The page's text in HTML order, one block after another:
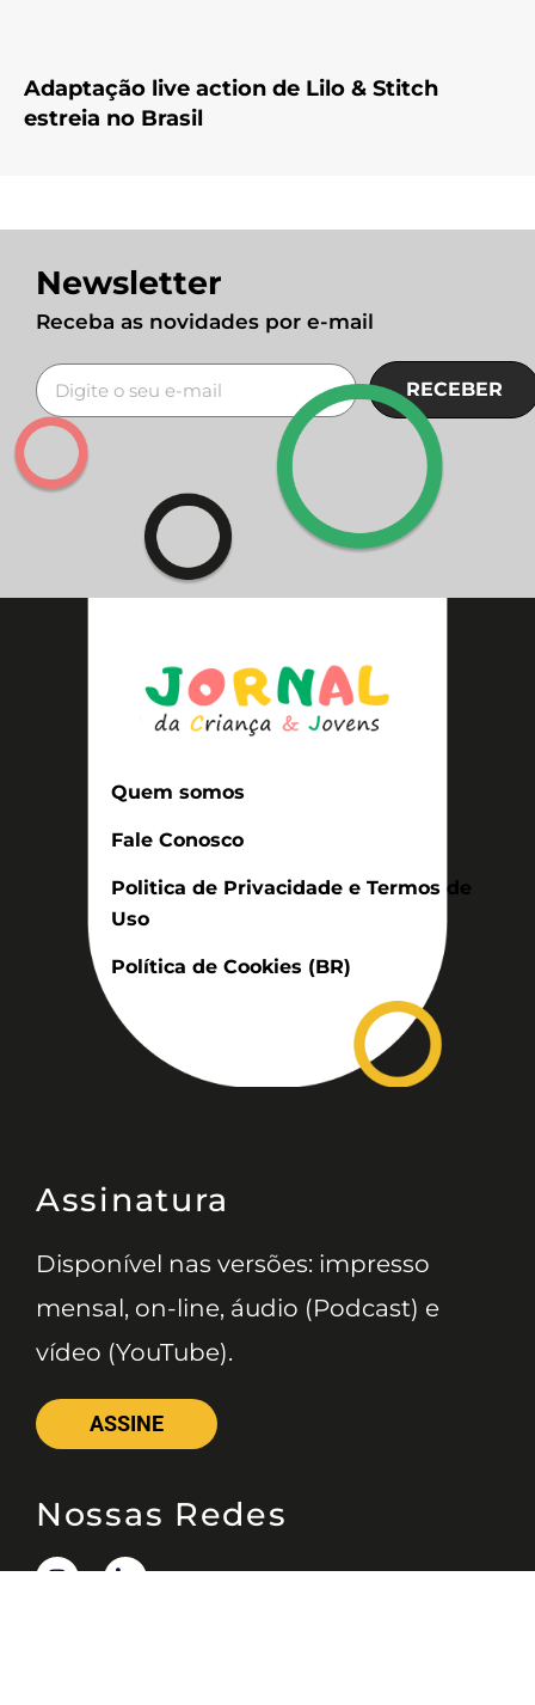
Adaptação live action de Lilo & Stitch
estreia no Brasil
Newsletter
Receba as novidades por e-mail
RECEBER
Quem somos
Fale Conosco
Politica de Privacidade e Termos de
Uso
Política de Cookies (BR)
Assinatura
Disponível nas versões: impresso
mensal, on-line, áudio (Podcast) e
vídeo (YouTube).
ASSINE
Nossas Redes